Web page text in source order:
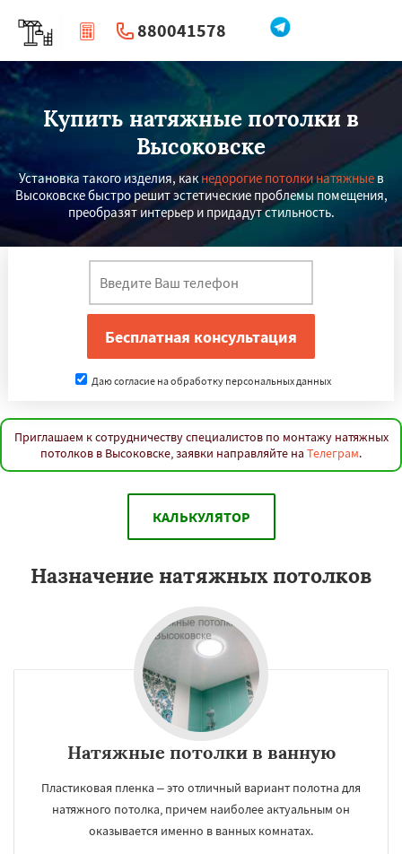
880041578
| Перезвоните мне
Купить натяжные потолки в
Высоковске
Установка такого изделия, как недорогие потолки натяжныев
Высоковске быстро решит эстетические проблемы помещения,
преобразят интерьер и придадут стильность.
Даю согласие на обработку персональных данных
Приглашаем к сотрудничеству специалистов по монтажу натяжных
потолков в Высоковске, заявки направляйте на Телеграм.
КАЛЬКУЛЯТОР
Назначение натяжных потолков
Натяжные потолки в ванную
Пластиковая пленка – это отличный вариант полотна для
натяжного потолка, причем наиболее актуальным он
оказывается именно в ванных комнатах.